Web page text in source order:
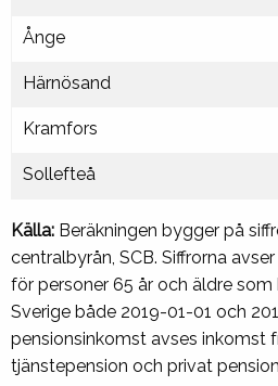
Ånge
Härnösand
Kramfors
Sollefteå
Källa: Beräkningen bygger på
centralbyrån, SCB. Siffrorna
för personer 65 år och äldre
Sverige både 2019-01-01 och
pensionsinkomst avses inkomst
tjänstepension och privat